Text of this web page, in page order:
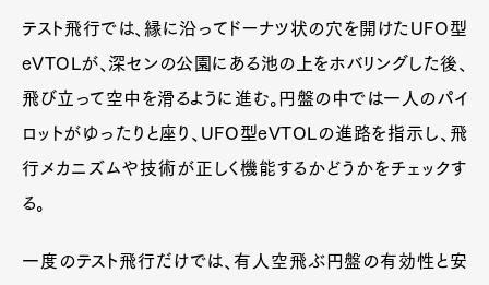
テスト飛行では、縁に沿ってドーナツ状の穴を開けたUFO型
eVTOLが、深センの公園にある池の上をホバリングした後、
飛び立って空中を滑るように進む。円盤の中では一人のパイ
ロットがゆったりと座り、UFO型eVTOLの進路を指示し、飛
行メカニズムや技術が正しく機能するかどうかをチェックす
る。
一度のテスト飛行だけでは、有人空飛ぶ円盤の有効性と安